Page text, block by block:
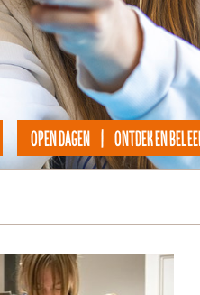
OPEN DAGEN | ONTDEK EN